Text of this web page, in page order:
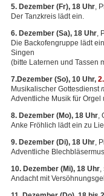
5. Dezember (Fr), 18 Uhr,
Der Tanzkreis lädt ein.
6. Dezember (Sa), 18 Uhr,
Die Backofengruppe lädt
Singen
(bitte Laternen und Tassen
7.Dezember (So), 10 Uhr,
Musikalischer Gottesdienst
Adventliche Musik für Orgel
8. Dezember (Mo), 18 Uhr,
Anke Fröhlich lädt ein zu
9. Dezember (Di), 18 Uhr,
Adventliche
10. Dezember (Mi), 18 Uhr,
Andacht mit